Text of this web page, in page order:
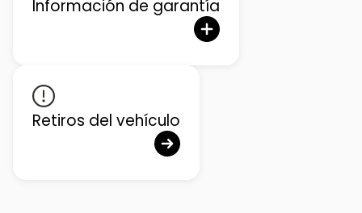
Información de garantía
Retiros del vehículo